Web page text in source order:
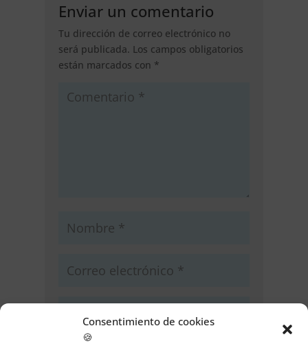
Consentimiento de cookies
🍪
Enviar un comentario
Tu dirección de correo electrónico no
será publicada. Los campos obligatorios
están marcados con *